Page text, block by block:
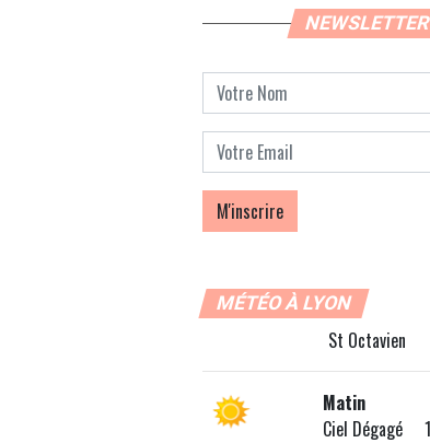
NEWSLETTER
MÉTÉO À LYON
St Octavien
Matin
Ciel Dégagé